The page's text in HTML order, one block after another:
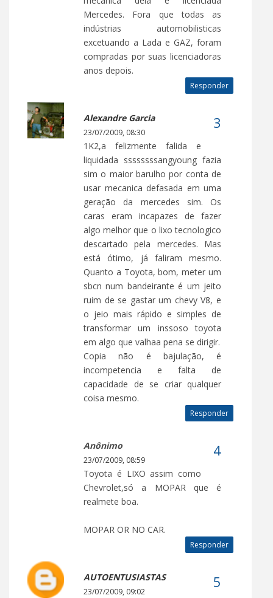
Mercedes. Fora que todas as
indústrias automobilisticas
excetuando a Lada e GAZ, foram
compradas por suas licenciadoras
anos depois.
Responder
Alexandre Garcia
23/07/2009, 08:30
1K2,a felizmente falida e
liquidada ssssssssangyoung fazia
sim o maior barulho por conta de
usar mecanica defasada em uma
geração da mercedes sim. Os
caras eram incapazes de fazer
algo melhor que o lixo tecnologico
descartado pela mercedes. Mas
está ótimo, já faliram mesmo.
Quanto a Toyota, bom, meter um
sbcn num bandeirante é um jeito
ruim de se gastar um chevy V8, e
o jeio mais rápido e simples de
transformar um inssoso toyota
em algo que valhaa pena se dirigir.
Copia não é bajulação, é
incompetencia e falta de
capacidade de se criar qualquer
coisa mesmo.
Responder
Anônimo
23/07/2009, 08:59
Toyota é LIXO assim como
Chevrolet,só a MOPAR que é
realmete boa.
MOPAR OR NO CAR.
Responder
AUTOENTUSIASTAS
23/07/2009, 09:02